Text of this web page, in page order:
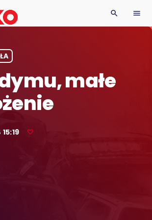
search menu
małe